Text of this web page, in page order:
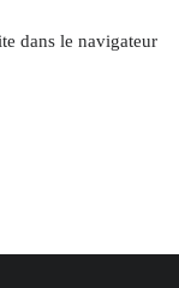
dans le navigateur